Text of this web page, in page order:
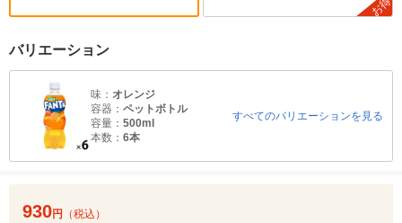
お得
バリエーション
味： オレンジ
容器： ペットボトル
容量： 500ml
本数： 6本
すべてのバリエーションを見る
930円
（税込）